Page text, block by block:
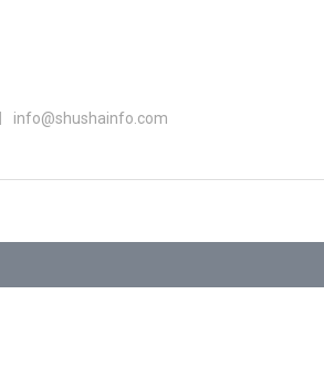
info@shushainfo.com